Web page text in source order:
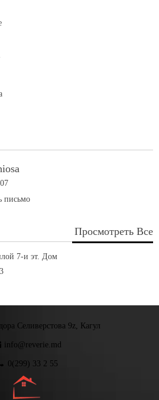
письмо
Просмотреть Все
7-и эт. Дом
Селиверстова 9z, Кагул
info@reverie.md
0(299) 33 2 55